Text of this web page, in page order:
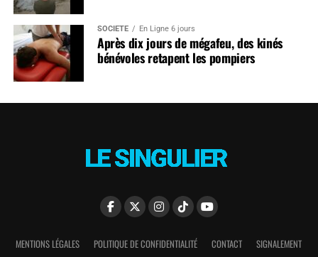
SOCIÉTÉ En Ligne 6 jours
Après dix jours de mégafeu, des kinés
bénévoles retapent les pompiers
MENTIONS LÉGALES POLITIQUE DE CONFIDENTIALITÉ CONTACT SIGNALEMENT